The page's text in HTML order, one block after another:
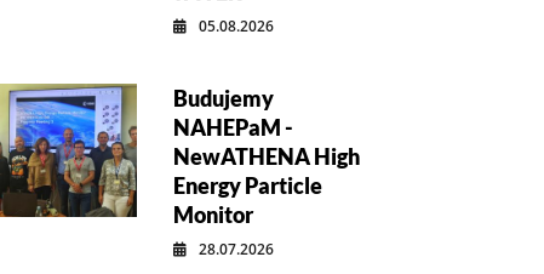
05.08.2026
Budujemy
NAHEPaM -
NewATHENA High
Energy Particle
Monitor
28.07.2026